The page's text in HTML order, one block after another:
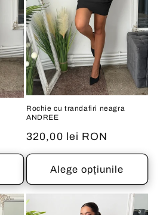
Rochie cu trandafiri neagra
ANDREE
Preț
320,00 lei RON
Alege opțiunile